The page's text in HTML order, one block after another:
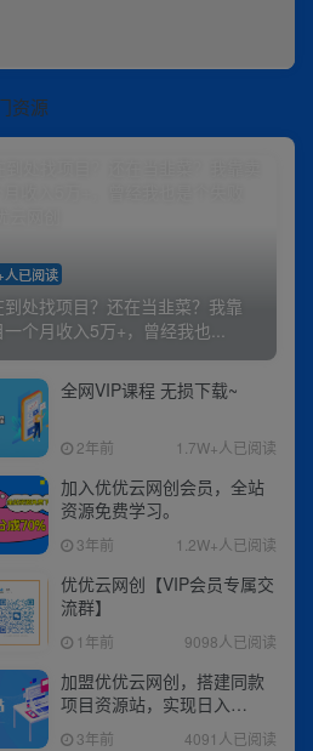
资源
人已阅读
处找项目？还在当韭菜？我靠
个月收入5万+，曾经我也...
全网VIP课程 无损下载~
2年前 1.7W+人已阅读
加入优优云网创会员，全站
资源免费学习。
3年前 1.2W+人已阅读
优优云网创【VIP会员专属交
流群】
1年前 9098人已阅读
加盟优优云网创，搭建同款
项目资源站，实现日入
2000+
3年前 4091人已阅读